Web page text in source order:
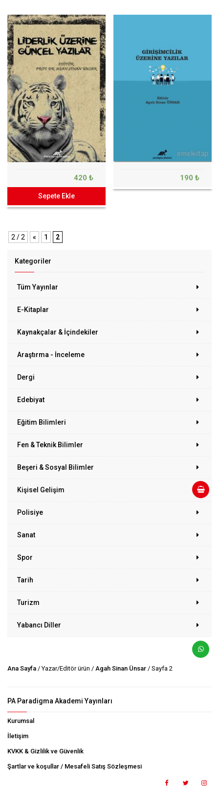
Kategoriler
Tüm Yayınlar
E-Kitaplar
Kaynakçalar & İçindekiler
Araştırma - İnceleme
Dergi
Edebiyat
Eğitim Bilimleri
Fen & Teknik Bilimler
Beşeri & Sosyal Bilimler
Kişisel Gelişim
Polisiye
Sanat
Spor
Tarih
Turizm
Yabancı Diller
420 ₺
Sepete Ekle
190 ₺
2 / 2 « 1 2
Ana Sayfa / Yazar/Editör ürün / Agah Sinan Ünsar / Sayfa 2
PA Paradigma Akademi Yayınları
Kurumsal
İletişim
KVKK & Gizlilik ve Güvenlik
Şartlar ve koşullar / Mesafeli Satış Sözleşmesi